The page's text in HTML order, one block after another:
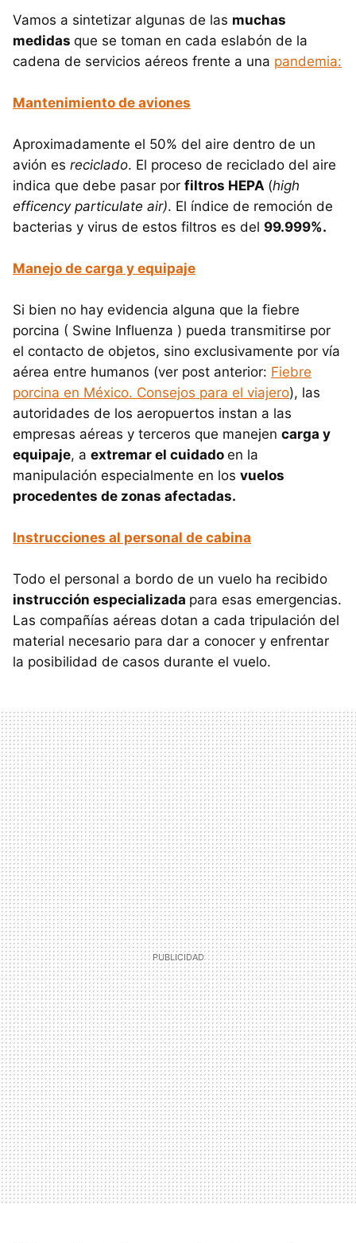
Vamos a sintetizar algunas de las muchas
medidas que se toman en cada eslabón de la
cadena de servicios aéreos frente a una pandemia:
Mantenimiento de aviones
Aproximadamente el 50% del aire dentro de un
avión es reciclado. El proceso de reciclado del aire
indica que debe pasar por filtros HEPA (high
efficency particulate air). El índice de remoción de
bacterias y virus de estos filtros es del 99.999%.
Manejo de carga y equipaje
Si bien no hay evidencia alguna que la fiebre
porcina ( Swine Influenza ) pueda transmitirse por
el contacto de objetos, sino exclusivamente por vía
aérea entre humanos (ver post anterior: Fiebre
porcina en México. Consejos para el viajero), las
autoridades de los aeropuertos instan a las
empresas aéreas y terceros que manejen carga y
equipaje, a extremar el cuidado en la
manipulación especialmente en los vuelos
procedentes de zonas afectadas.
Instrucciones al personal de cabina
Todo el personal a bordo de un vuelo ha recibido
instrucción especializada para esas emergencias.
Las compañías aéreas dotan a cada tripulación del
material necesario para dar a conocer y enfrentar
la posibilidad de casos durante el vuelo.